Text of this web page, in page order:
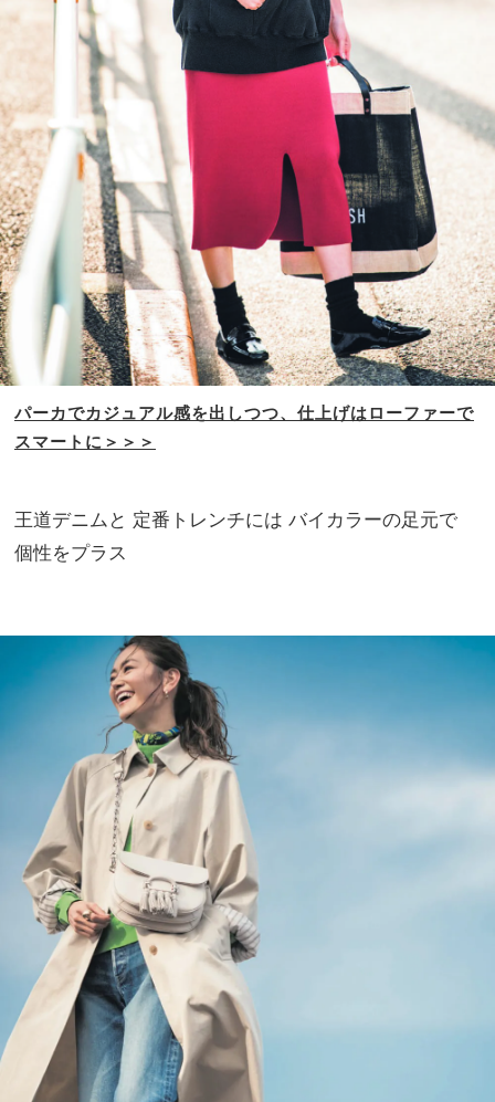
パーカでカジュアル感を出しつつ、仕上げはローファーで
スマートに＞＞＞
王道デニムと 定番トレンチには バイカラーの足元で
個性をプラス